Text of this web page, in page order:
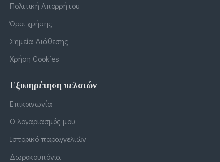
Πολιτική Απορρήτου
Όροι χρήσης
Σημεία Διάθεσης
Χρήση Cookies
Εξυπηρέτηση πελατών
Επικοινωνία
Ο λογαριασμός μου
Ιστορικό παραγγελιών
Δωροκουπόνια